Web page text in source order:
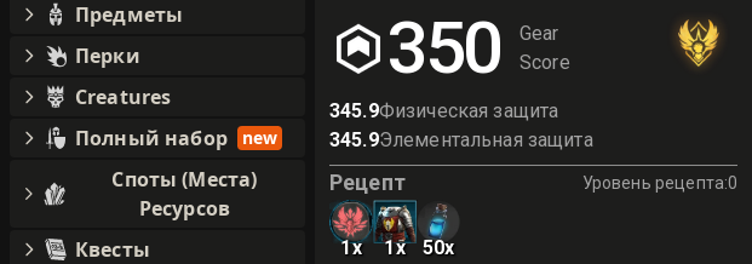
350
Gear
Score
345.9Физическая защита
345.9Элементальная защита
Рецепт Уровень рецепта:0
1x 1x 50x
Предметы
Перки
Creatures
Полный набор
new
Споты (Места)
Ресурсов
Квесты